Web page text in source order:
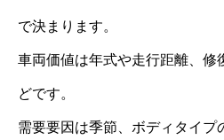
で決まります。
車両価値は年式や走行距離、修
どです。
需要要因は季節、ボディタイプ